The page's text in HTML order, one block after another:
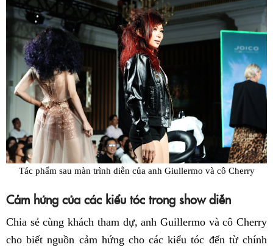
Tác phẩm sau màn trình diễn của anh Giullermo và cô Cherry
Cảm hứng của các kiểu tóc trong show diễn
Chia sẻ cùng khách tham dự, anh Guillermo và cô Cherry
cho biết nguồn cảm hứng cho các kiểu tóc đến từ chính